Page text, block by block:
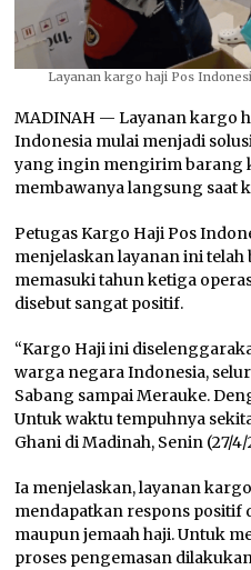
Layanan kargo haji Pos
MADINAH — Layanan kargo
Indonesia mulai menjadi
yang ingin mengirim barang
membawanya langsung saat
Petugas Kargo Haji Pos
menjelaskan layanan ini
memasuki tahun ketiga
disebut sangat positif.
“Kargo Haji ini
warga negara Indonesia,
Sabang sampai Merauke.
Untuk waktu tempuhnya
Ghani di Madinah, Senin (27/4/
Ia menjelaskan, layanan
mendapatkan respons positif
maupun jemaah haji. Untuk
proses pengemasan